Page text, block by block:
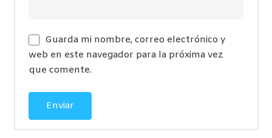
Guarda mi nombre, correo electrónico y
web en este navegador para la próxima vez
que comente.